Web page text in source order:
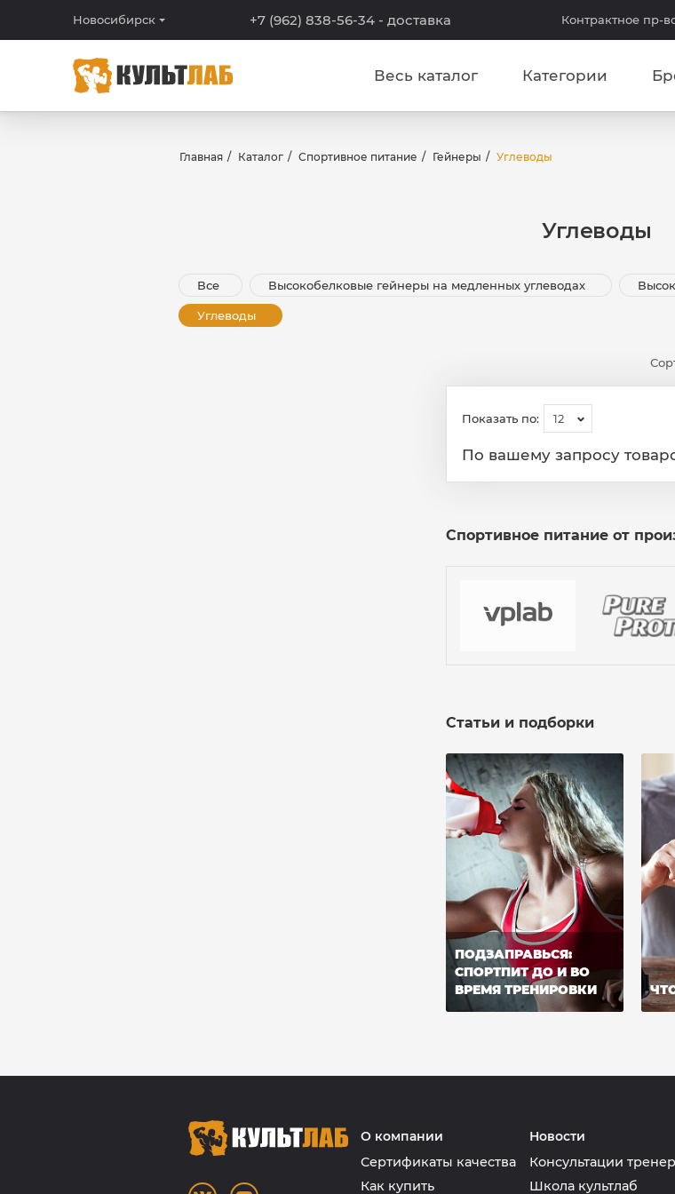
Новосибирск +7 (962) 838-56-34 - доставка Контрактное пр-
Весь каталог Категории
Главная Каталог Спортивное питание Гейнеры Углеводы
Углеводы
Все Высокобелковые гейнеры на медленных углеводах
Углеводы
Показать по: 12
По вашему запросу
Спортивное питание от
Статьи и подборки
ПОДЗАПРАВЬСЯ:
СПОРТПИТ ДО И ВО
ВРЕМЯ ТРЕНИРОВКИ
О компании
Сертификаты качества
Как купить
Новости
Консультации
Школа культлаб